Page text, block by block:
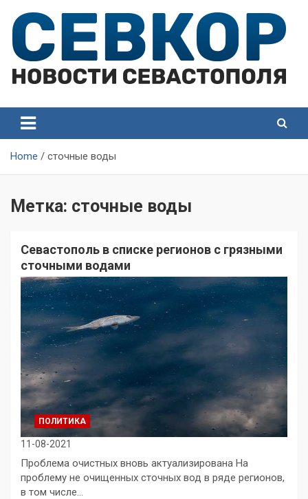
content
Севастополя
Севастополя
Home сточные воды
Метка: сточные воды
Севастополь в списке регионов с грязными
сточными водами
ПОЛИТИКА
11-08-2021
Проблема очистных вновь актуализирована На
проблему не очищенных сточных вод в ряде регионов,
в том числе…